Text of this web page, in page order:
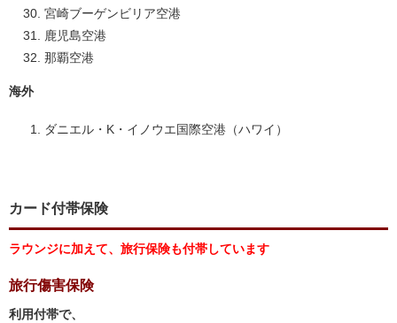
宮崎ブーゲンビリア空港
鹿児島空港
那覇空港
海外
ダニエル・K・イノウエ国際空港（ハワイ）
カード付帯保険
ラウンジに加えて、旅行保険も付帯しています
旅行傷害保険
利用付帯で、